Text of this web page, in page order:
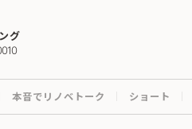
ング
本音でリノベトーク ショート